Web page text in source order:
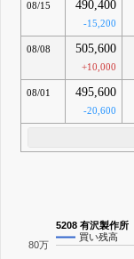
08/15 490,400
-15,200
08/08 505,600
+10,000
08/01 495,600
-20,600
5208 有沢製作所
買い残高
80万